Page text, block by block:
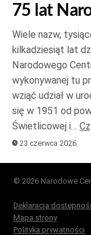
75 lat
Wiele nazw,
kilkadziesiąt lat
Narodowego
wykonywanej tu
wziąć udział w
się w 1951 od
Świetlicowej i…
23 czerwca 2026
© 2026 Narodowe
Deklaracja
Mapa strony
Polityka prywatności